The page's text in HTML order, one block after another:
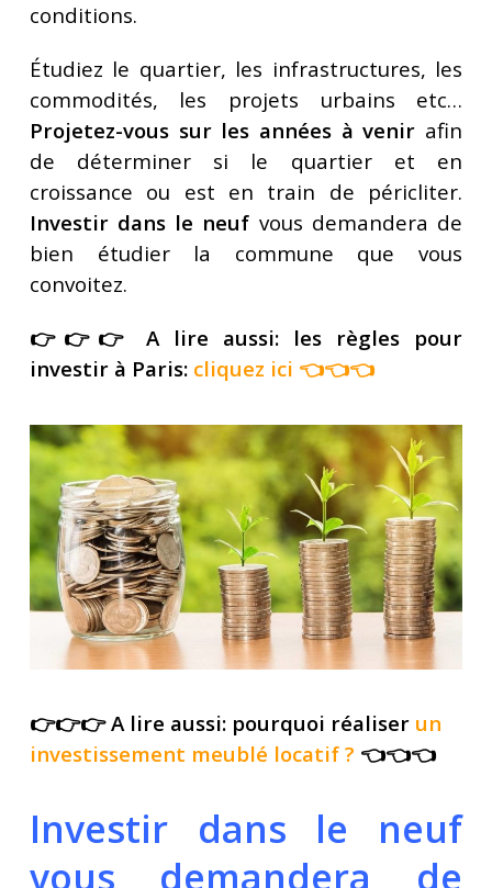
conditions.
Étudiez le quartier, les infrastructures, les
commodités, les projets urbains etc…
Projetez-vous sur les années à venir afin
de déterminer si le quartier et en
croissance ou est en train de péricliter.
Investir dans le neuf vous demandera de
bien étudier la commune que vous
convoitez.
👉👉👉 A lire aussi: les règles pour
investir à Paris: cliquez ici 👈👈👈
👉👉👉 A lire aussi: pourquoi réaliser un
investissement meublé locatif? 👈👈👈
Investir dans le neuf
vous demandera de